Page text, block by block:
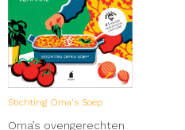
Stichting Oma's Soep
Oma’s ovengerechten